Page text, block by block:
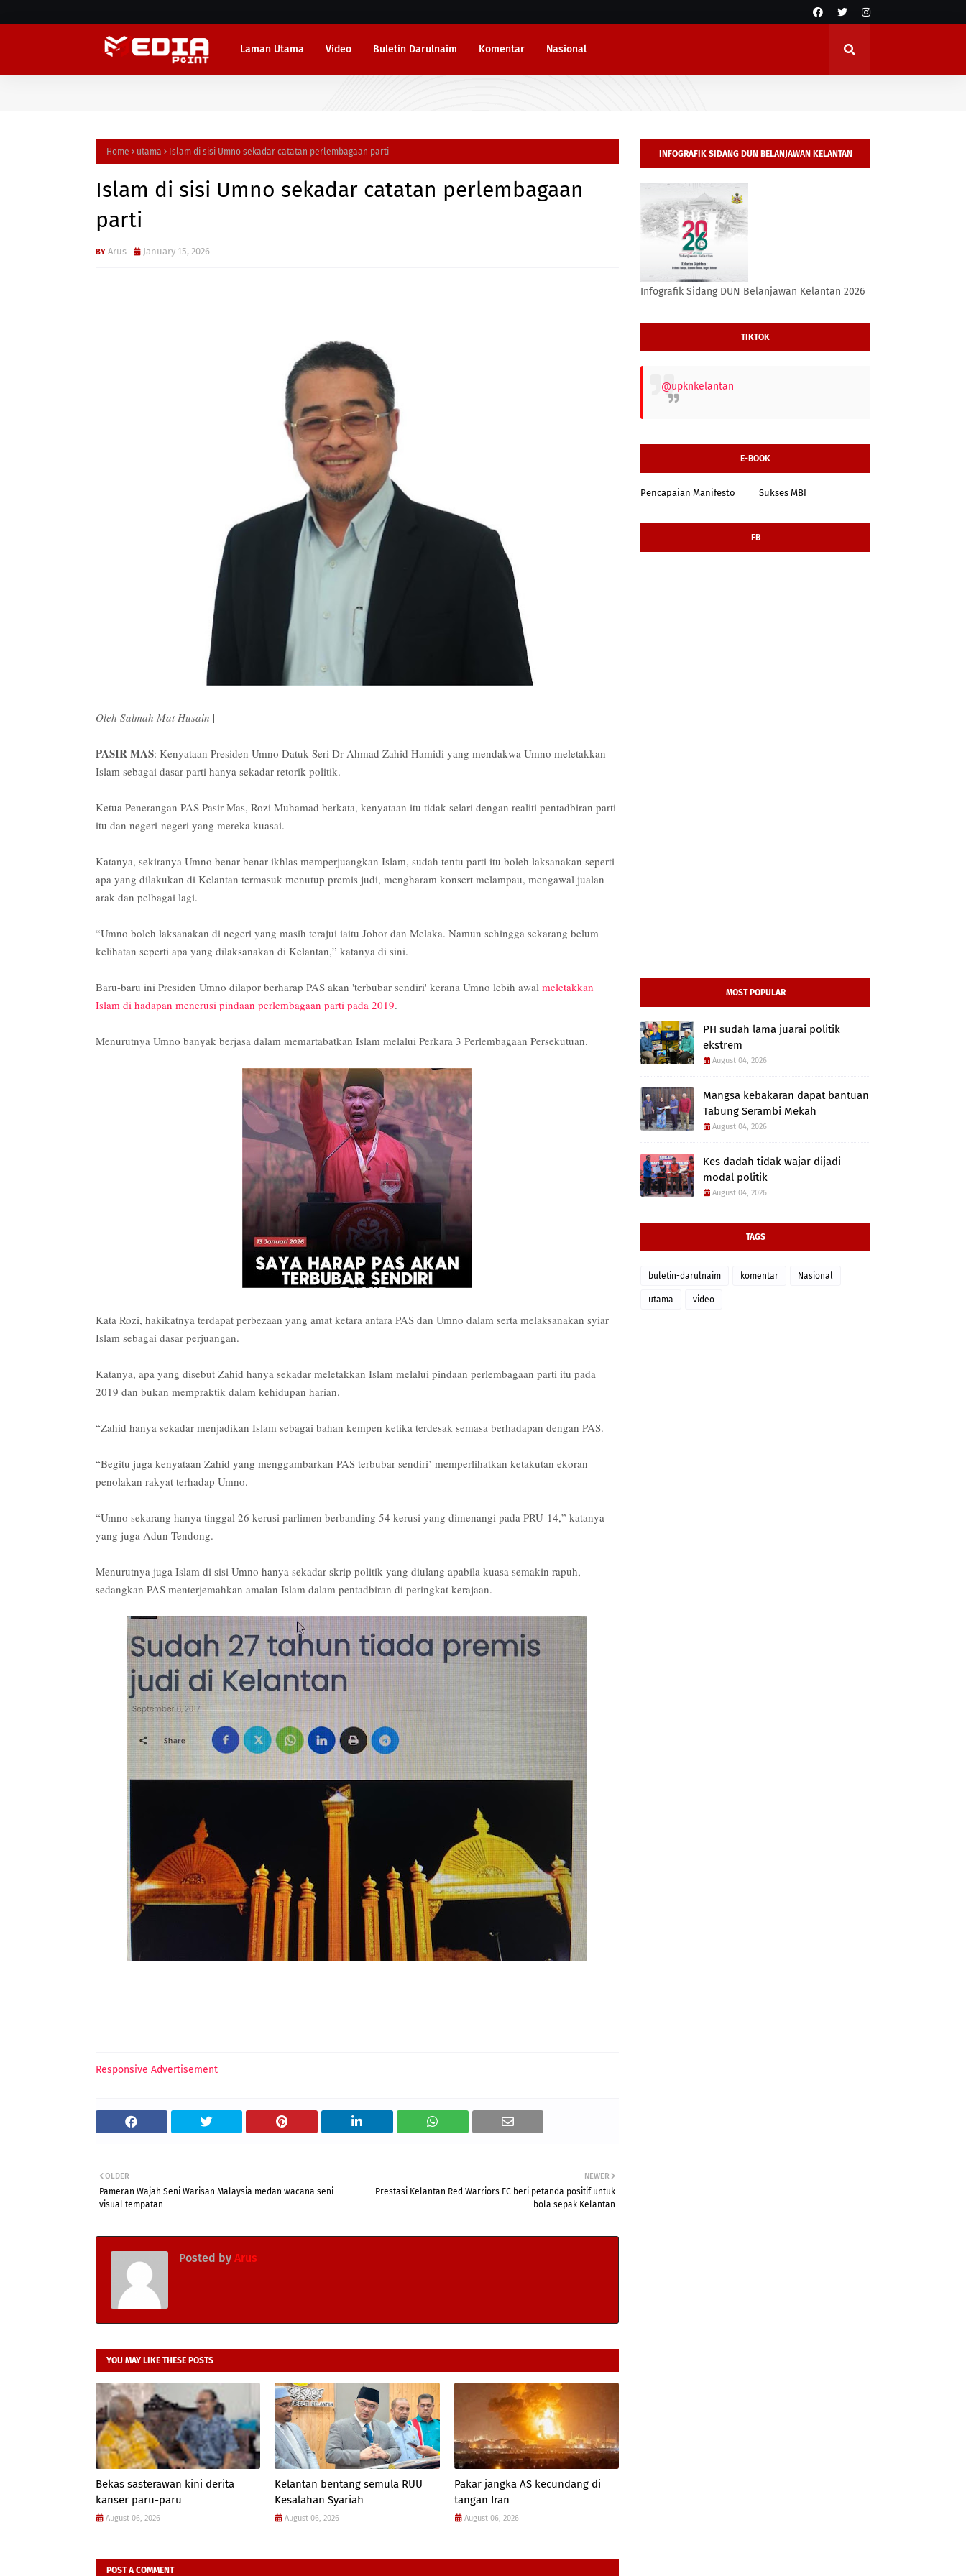
Laman Utama Video Buletin Darulnaim Komentar Nasional
Home utama Islam di sisi Umno sekadar catatan perlembagaan parti
Islam di sisi Umno sekadar catatan perlembagaan
parti
Arus January 15, 2026
Oleh Salmah Mat Husain |
PASIR MAS: Kenyataan Presiden Umno Datuk Seri Dr Ahmad Zahid Hamidi yang mendakwa Umno meletakkan
Islam sebagai dasar parti hanya sekadar retorik politik.
Ketua Penerangan PAS Pasir Mas, Rozi Muhamad berkata, kenyataan itu tidak selari dengan realiti pentadbiran parti
itu dan negeri-negeri yang mereka kuasai.
Katanya, sekiranya Umno benar-benar ikhlas memperjuangkan Islam, sudah tentu parti itu boleh laksanakan seperti
apa yang dilakukan di Kelantan termasuk menutup premis judi, mengharam konsert melampau, mengawal jualan
arak dan pelbagai lagi.
“Umno boleh laksanakan di negeri yang masih terajui iaitu Johor dan Melaka. Namun sehingga sekarang belum
kelihatan seperti apa yang dilaksanakan di Kelantan,” katanya di sini.
Baru-baru ini Presiden Umno dilapor berharap PAS akan 'terbubar sendiri' kerana Umno lebih awal meletakkan
Islam di hadapan menerusi pindaan perlembagaan parti pada 2019.
Menurutnya Umno banyak berjasa dalam memartabatkan Islam melalui Perkara 3 Perlembagaan Persekutuan.
Kata Rozi, hakikatnya terdapat perbezaan yang amat ketara antara PAS dan Umno dalam serta melaksanakan syiar
Islam sebagai dasar perjuangan.
Katanya, apa yang disebut Zahid hanya sekadar meletakkan Islam melalui pindaan perlembagaan parti itu pada
2019 dan bukan mempraktik dalam kehidupan harian.
“Zahid hanya sekadar menjadikan Islam sebagai bahan kempen ketika terdesak semasa berhadapan dengan PAS.
“Begitu juga kenyataan Zahid yang menggambarkan PAS terbubar sendiri’ memperlihatkan ketakutan ekoran
penolakan rakyat terhadap Umno.
“Umno sekarang hanya tinggal 26 kerusi parlimen berbanding 54 kerusi yang dimenangi pada PRU-14,” katanya
yang juga Adun Tendong.
Menurutnya juga Islam di sisi Umno hanya sekadar skrip politik yang diulang apabila kuasa semakin rapuh,
sedangkan PAS menterjemahkan amalan Islam dalam pentadbiran di peringkat kerajaan.
Responsive Advertisement
NEWER
Prestasi Kelantan Red Warriors FC beri petanda positif untuk
bola sepak Kelantan
OLDER
Pameran Wajah Seni Warisan Malaysia medan wacana seni
visual tempatan
Posted by Arus
YOU MAY LIKE THESE POSTS
Bekas sasterawan kini derita
kanser paru-paru
August 06, 2026
Kelantan bentang semula RUU
Kesalahan Syariah
August 06, 2026
Pakar jangka AS kecundang di
tangan Iran
August 06, 2026
POST A COMMENT
INFOGRAFIK SIDANG DUN BELANJAWAN KELANTAN
2026
Infografik Sidang DUN Belanjawan Kelantan 2026
TIKTOK
@upknkelantan
E-BOOK
Pencapaian Manifesto Sukses MBI
FB
MOST POPULAR
PH sudah lama juarai politik
ekstrem
August 04, 2026
Mangsa kebakaran dapat bantuan
Tabung Serambi Mekah
August 04, 2026
Kes dadah tidak wajar dijadi
modal politik
August 04, 2026
TAGS
buletin-darulnaim komentar Nasional
utama video